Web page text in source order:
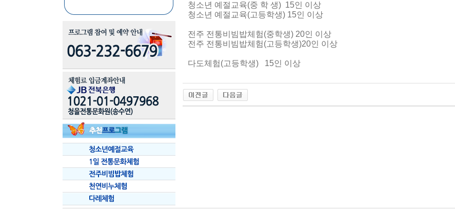
청소년 예절교육(중 학 생) 15인 이상
청소년 예절교육(고등학생) 15인 이상
전주 전통비빔밥체험(중학생) 20인 이상
전주 전통비빔밥체험(고등학생)20인 이상
다도체험(고등학생) 15인 이상